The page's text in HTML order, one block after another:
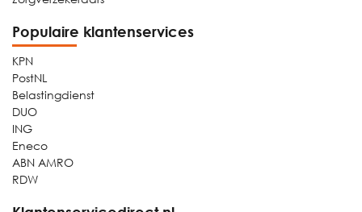
Populaire klantenservices
KPN
PostNL
Belastingdienst
DUO
ING
Eneco
ABN AMRO
RDW